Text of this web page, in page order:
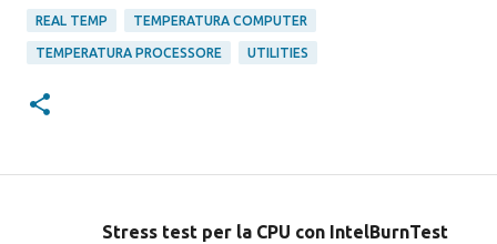
REAL TEMP TEMPERATURA COMPUTER
TEMPERATURA PROCESSORE UTILITIES
Stress test per la CPU con IntelBurnTest